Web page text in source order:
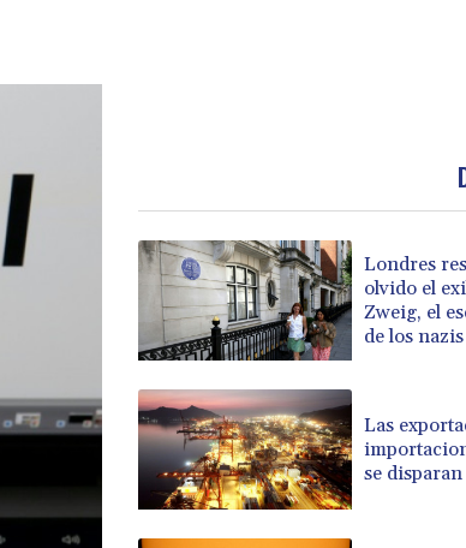
Londres
olvido el
Zweig, el
de los nazis
Las
se